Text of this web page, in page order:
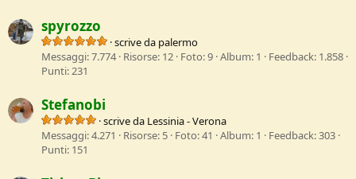
spyrozzo
·scrive da palermo
Messaggi 7.774 Risorse 12 Foto 9 Album 1 Feedback 1.858
Punti 231
Stefanobi
·scrive da Lessinia - Verona
Messaggi 4.271 Risorse 5 Foto 41 Album 1 Feedback 303
Punti 151